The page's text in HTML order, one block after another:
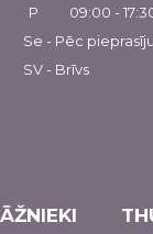
P
09:00 -
Se - Pēc
SV - Brīvs